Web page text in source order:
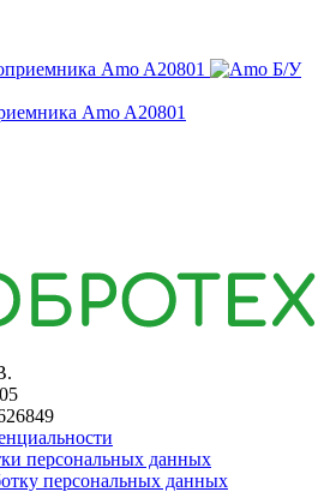
Б/У
Amo A20801
персональных данных
персональных данных